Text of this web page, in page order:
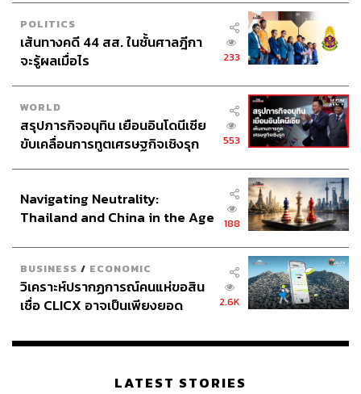
POLITICS
เส้นทางคดี 44 สส. ในชั้นศาลฎีกา
จะรู้ผลเมื่อไร
233
WORLD
สรุปภารกิจอนุทิน เยือนอินโดนีเซีย
ขับเคลื่อนการทูตเศรษฐกิจเชิงรุก
553
Navigating Neutrality:
Thailand and China in the Age
188
BUSINESS / ECONOMIC
วิเคราะห์ปรากฏการณ์คนแห่ขอสิน
เชื่อ CLICX อาจเป็นเพียงยอด
เรือนไทยที่ถูกซุกไว้
2.6K
LATEST STORIES